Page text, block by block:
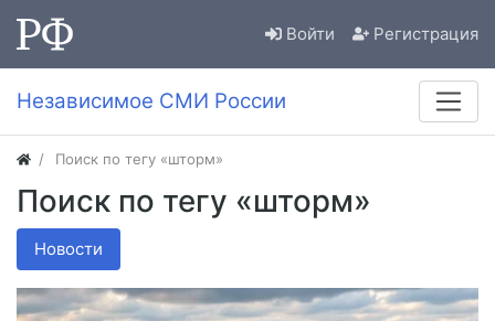
Войти Регистрация
Независимое СМИ России
Поиск по тегу «шторм»
Поиск по тегу «шторм»
Новости